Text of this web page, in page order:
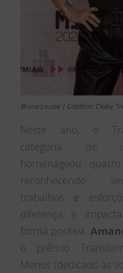
Bruna Louise | Créditos: Cleiby
Neste ano, o
categoria de
homenageou
reconhecendo
trabalhos e
diferença e
forma positiva.
o prêmio
Menos (dedicado às